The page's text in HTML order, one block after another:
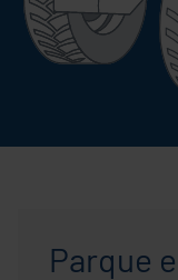
Parque